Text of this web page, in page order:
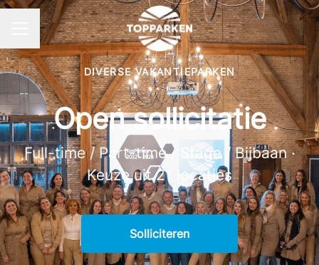
Carrièremenu
DIVERSE VAKANTIEPARKEN
Open sollicitatie
Full-time / Part-time / Stage / Bijbaan ·
Keuze uit 21 locaties
Solliciteren